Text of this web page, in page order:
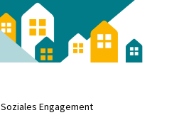
Soziales Engagement